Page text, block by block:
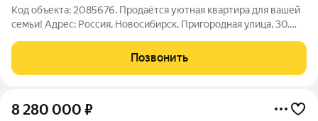
Код объекта: 2085676. Продаётся уютная квартира для вашей
семьи! Адрес: Россия, Новосибирск, Пригородная улица, 30.
постройки: кирпично-монолитный. Материал перекрытий: ж/б
плиты. Отопление:
Позвонить
8 280 000 ₽